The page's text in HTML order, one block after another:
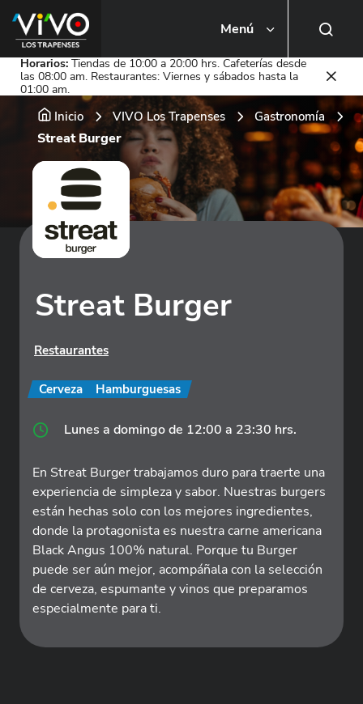
Menú
Busca una tienda o local
Horarios: Tiendas de 10:00 a 20:00 hrs. Cafeterías desde
las 08:00 am. Restaurantes: Viernes y sábados hasta la
01:00 am.
Inicio
VIVO Los Trapenses Gastronomía
Streat Burger
Streat Burger
Restaurantes
Cerveza Hamburguesas
Lunes a domingo de 12:00 a 23:30 hrs.
En Streat Burger trabajamos duro para traerte una
experiencia de simpleza y sabor. Nuestras burgers
están hechas solo con los mejores ingredientes,
donde la protagonista es nuestra carne americana
Black Angus 100% natural. Porque tu Burger
puede ser aún mejor, acompáñala con la selección
de cerveza, espumante y vinos que preparamos
especialmente para ti.